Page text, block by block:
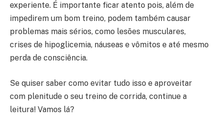
experiente. É importante ficar atento pois, além de
impedirem um bom treino, podem também causar
problemas mais sérios, como lesões musculares,
crises de hipoglicemia, náuseas e vômitos e até mesmo
perda de consciência.
Se quiser saber como evitar tudo isso e aproveitar
com plenitude o seu treino de corrida, continue a
leitura! Vamos lá?